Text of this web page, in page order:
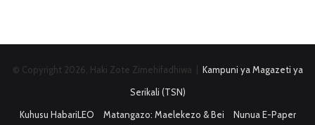
© Copyright 2026, Haki Zote Zimehifadhiwa | Kampuni ya Magazeti ya
Serikali (TSN)
Kuhusu HabariLEO
Matangazo: Maelekezo & Bei Nunua E-Paper